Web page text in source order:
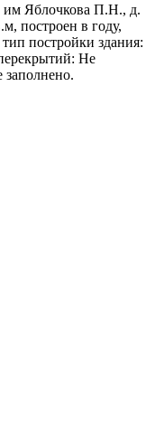
им Яблочкова П.Н., д.
построен в году,
постройки здания:
Не